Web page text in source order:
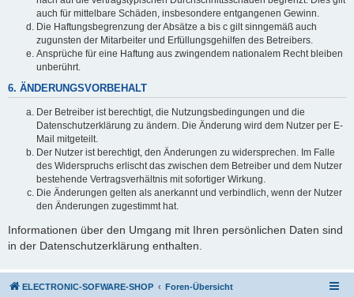
auch für mittelbare Schäden, insbesondere entgangenen Gewinn.
Die Haftungsbegrenzung der Absätze a bis c gilt sinngemäß auch
zugunsten der Mitarbeiter und Erfüllungsgehilfen des Betreibers.
Ansprüche für eine Haftung aus zwingendem nationalem Recht bleiben
unberührt.
6. ÄNDERUNGSVORBEHALT
Der Betreiber ist berechtigt, die Nutzungsbedingungen und die
Datenschutzerklärung zu ändern. Die Änderung wird dem Nutzer per E-
Mail mitgeteilt.
Der Nutzer ist berechtigt, den Änderungen zu widersprechen. Im Falle
des Widerspruchs erlischt das zwischen dem Betreiber und dem Nutzer
bestehende Vertragsverhältnis mit sofortiger Wirkung.
Die Änderungen gelten als anerkannt und verbindlich, wenn der Nutzer
den Änderungen zugestimmt hat.
Informationen über den Umgang mit Ihren persönlichen Daten sind
in der Datenschutzerklärung enthalten.
ELECTRONIC-SOFWARE-SHOP Foren-Übersicht